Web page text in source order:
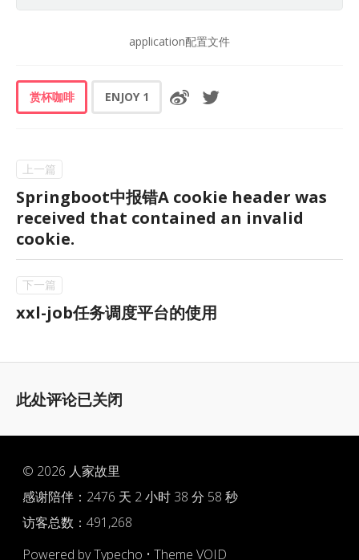
application配置文件
赏杯咖啡 ENJOY 1
Springboot中报错A cookie header was
received that contained an invalid
cookie.
xxl-job任务调度平台的使用
此处评论已关闭
© 2026 人家故里
感谢陪伴： 2476 天 2 小时 38 分 58 秒
访客总数：491,268
Powered byTypecho • Theme VOID